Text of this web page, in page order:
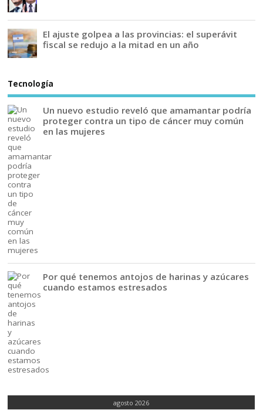
El ajuste golpea a las provincias: el superávit
fiscal se redujo a la mitad en un año
Tecnología
Un nuevo estudio reveló que amamantar podría
proteger contra un tipo de cáncer muy común
en las mujeres
Por qué tenemos antojos de harinas y azúcares
cuando estamos estresados
agosto 2026